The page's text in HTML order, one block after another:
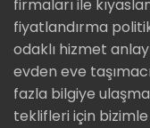
firmaları ile
fiyatlandırma
odaklı hizmet
evden eve
fazla bilgiye
teklifleri için